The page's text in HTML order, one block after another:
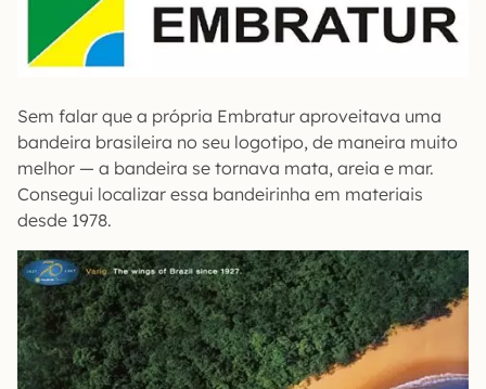
Sem falar que a própria Embratur aproveitava uma
bandeira brasileira no seu logotipo, de maneira muito
melhor — a bandeira se tornava mata, areia e mar.
Consegui localizar essa bandeirinha em materiais
desde 1978.